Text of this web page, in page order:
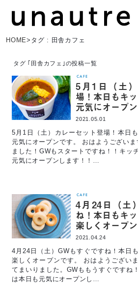
HOME> タグ : 田舎カフェ
タグ ｢田舎カフェ｣の投稿一覧
CAFE
5月1日（土
場！本日もキ
元気にオープン
2021.05.01
5月1日（土）カレーセット登場！本日
元気にオープンです。 おはようござい
ました！GWもスタートですね！！キッ
元気にオープンします！！…
CAFE
4月24日（土
ね！本日もキ
楽しくオープン
2021.04.24
4月24日（土）GWもすぐですね！本日
楽しくオープンです。 おはようござい
てまいりました。GWももうすぐですね
は本日も元気にオープンし…